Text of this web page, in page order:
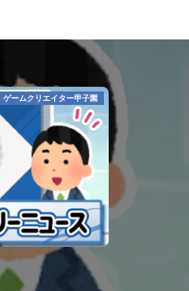
ゲームクリエイター甲子園